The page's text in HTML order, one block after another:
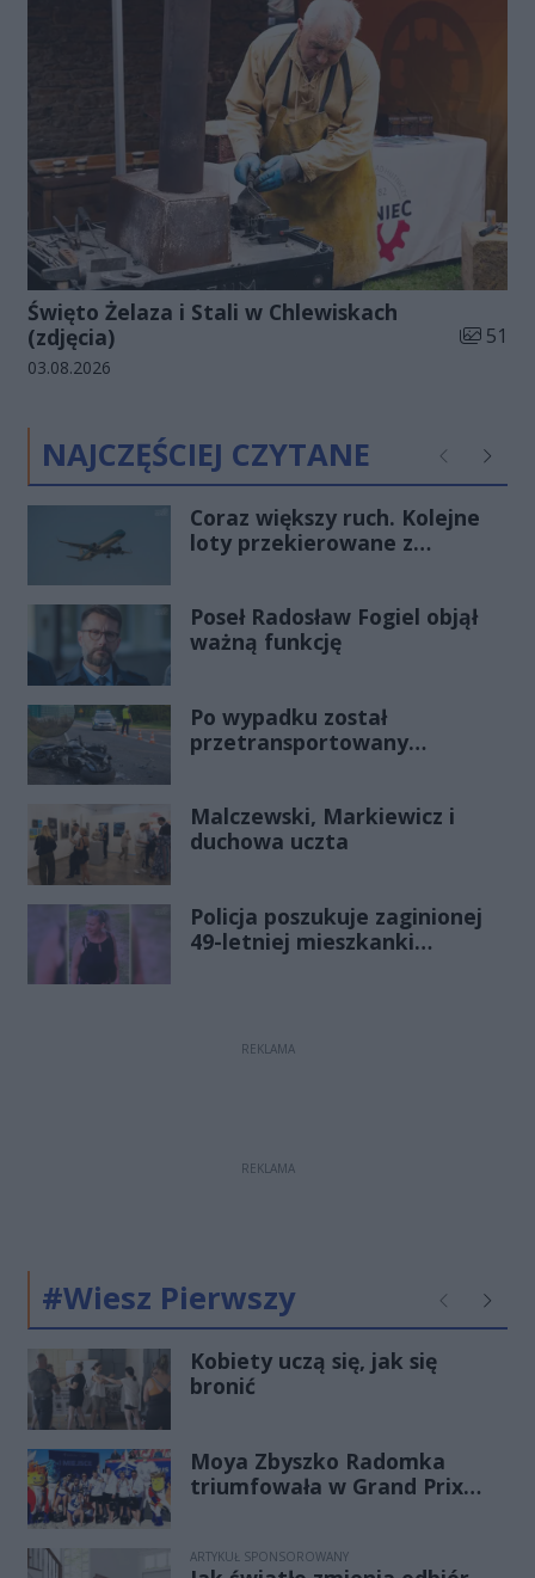
Święto Żelaza i Stali w Chlewiskach
(zdjęcia)
Liczba
51
Data dodania galerii:
03.08.2026
NAJCZĘŚCIEJ CZYTANE Poprzednie
Coraz większy ruch. Kolejne
loty przekierowane z
Poseł Radosław Fogiel objął
ważną funkcję
Po wypadku został
przetransportowany
Malczewski, Markiewicz i
duchowa uczta
Policja poszukuje zaginionej
49-letniej mieszkanki
REKLAMA
REKLAMA
#Wiesz Pierwszy Poprzednie
Kobiety uczą się, jak się
bronić
Moya Zbyszko Radomka
triumfowała w Grand Prix
ARTYKUŁ SPONSOROWANY